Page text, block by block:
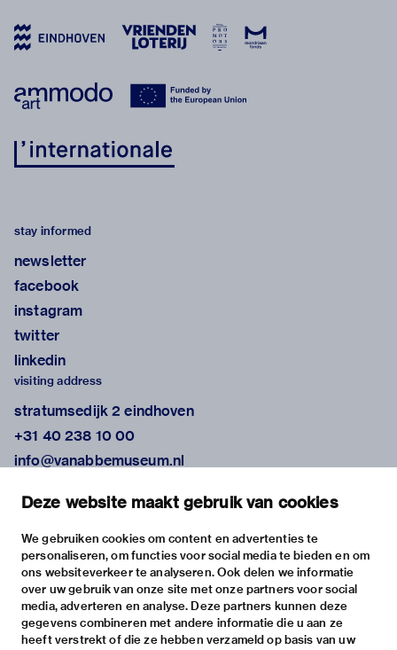
Deze website maakt gebruik van cookies
We gebruiken cookies om content en advertenties te
personaliseren, om functies voor social media te bieden en om
ons websiteverkeer te analyseren. Ook delen we informatie
over uw gebruik van onze site met onze partners voor social
media, adverteren en analyse. Deze partners kunnen deze
gegevens combineren met andere informatie die u aan ze
heeft verstrekt of die ze hebben verzameld op basis van uw
stay informed
newsletter
facebook
instagram
twitter
linkedin
visiting address
stratumsedijk 2 eindhoven
+31 40 238 10 00
info@vanabbemuseum.nl
exhibitions
activities
practical information
about
the museum
the collection